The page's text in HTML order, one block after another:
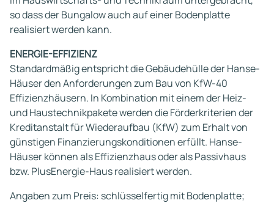
so dass der Bungalow auch auf einer Bodenplatte
realisiert werden kann.
ENERGIE-EFFIZIENZ
Standardmäßig entspricht die Gebäudehülle der Hanse-
Häuser den Anforderungen zum Bau von KfW-40
Effizienzhäusern. In Kombination mit einem der Heiz-
und Haustechnikpakete werden die Förderkriterien der
Kreditanstalt für Wiederaufbau (KfW) zum Erhalt von
günstigen Finanzierungskonditionen erfüllt. Hanse-
Häuser können als Effizienzhaus oder als Passivhaus
bzw. PlusEnergie-Haus realisiert werden.
Angaben zum Preis: schlüsselfertig mit Bodenplatte;